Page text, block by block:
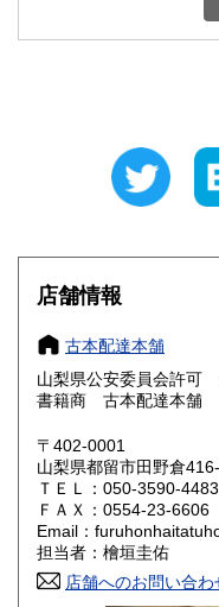
大阪府
奈良県
鳥取県
岡山県
山口県
香川県
高知県
店舗情報
古本配達本舗
山梨県公安委員会許可
書籍商 古本配達本舗
〒402-0001
山梨県都留市田野倉
ＴＥＬ：050-3590-4483
ＦＡＸ：0554-23-6606
Email：
担当者：檜垣圭佑
店舗へのお問い合わ